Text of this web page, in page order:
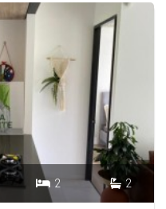
 2  2